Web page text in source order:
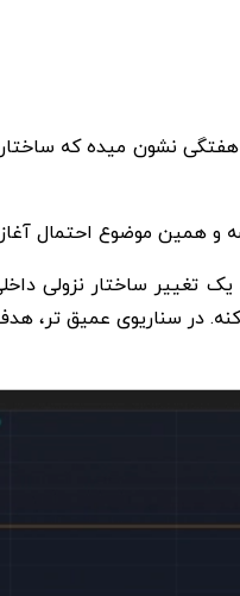
حدود 21.2 درصد اصلاح کرده. بررسی
ساختار نزولی